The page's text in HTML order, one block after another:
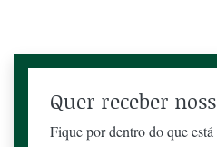
Quer receber
Fique por dentro do que